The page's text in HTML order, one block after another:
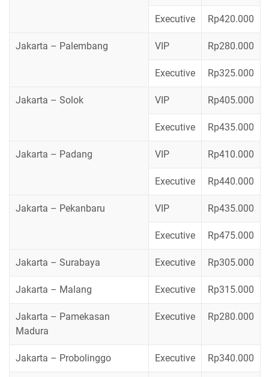
Executive Rp420.000
Jakarta – Palembang VIP Rp280.000
Executive Rp325.000
Jakarta – Solok VIP Rp405.000
Executive Rp435.000
Jakarta – Padang VIP Rp410.000
Executive Rp440.000
Jakarta – Pekanbaru VIP Rp435.000
Executive Rp475.000
Jakarta – Surabaya Executive Rp305.000
Jakarta – Malang Executive Rp315.000
Jakarta – Pamekasan
Madura
Executive Rp280.000
Jakarta – Probolinggo Executive Rp340.000